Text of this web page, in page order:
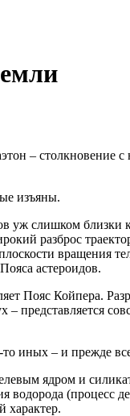
–
изъяны.
уж слишком
разброс
вращения
астероидов.
Пояс Койпера.
– представляется
то иных – и прежде
ядром и
водорода
характер.